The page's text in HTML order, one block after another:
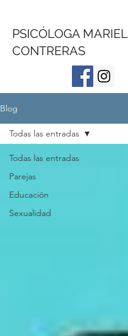
PSICÓLOGA MARIEL
CONTRERAS
Blog
Todas las entradas
Parejas
Educación
Sexualidad
Todas las entradas